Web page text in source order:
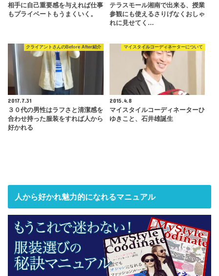
相手に自己重要感を与えれば仕事
もプライベートもうまくいく。
テラスモール湘南で出来る、授業
参観にも使えるさりげなくおしゃ
れに見せてく…
クライアントさんのBefore After紹介
2017.7.31
３０代の男性はラフさと清潔感を
合わせ持った服装をすれば人から
好かれる
マイスタイルコーディネーターについて
2015.4.8
マイスタイルコーディネーターひ
ゆきこと、石井雄誕生
人から好かれ魅力的になれるマニュアル